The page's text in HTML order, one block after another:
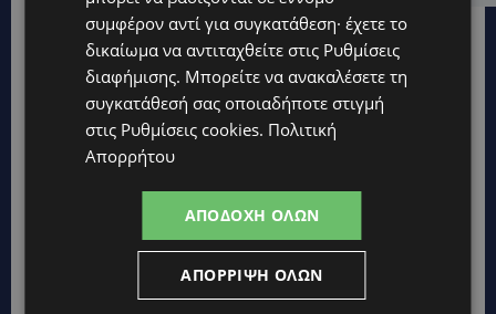
συμφέρον αντί για συγκατάθεση· έχετε το
δικαίωμα να αντιταχθείτε στις Ρυθμίσεις
διαφήμισης. Μπορείτε να ανακαλέσετε τη
συγκατάθεσή σας οποιαδήποτε στιγμή
στις Ρυθμίσεις cookies. Πολιτική
Απορρήτου
ΑΠΟΔΟΧΉ ΌΛΩΝ
ΑΠΌΡΡΙΨΗ ΌΛΩΝ